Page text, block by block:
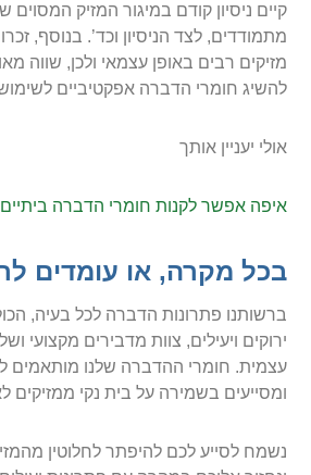
קיים ניסיון קודם במיגור המזיק
מתמודדים, לצד הניסיון וכד’. בנוסף,
מזיקים רבים באופן עצמאי ולכן, שווה
להשיג חומרי הדברה אפקטיביים
אולי יעניין אותך
איפה אפשר לקנות חומרי הדברה
בכל מקרה, או עומדים
ברשותנו פתרונות הדברה לכל בעיה,
ירוקים ויעילים, צוות מדבירים מקצועי
עצמית. חומרי ההדברה שלנו מותאמים
ומסייעים בשמירה על בית נקי ממזיקים
נשמח לסייע לכם להיפתר לחלוטין